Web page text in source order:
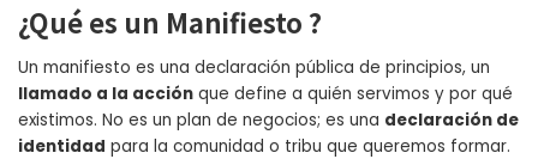
¿Qué es un Manifiesto ?
Un manifiesto es una declaración pública de principios, un
llamado a la acción que define a quién servimos y por qué
existimos. No es un plan de negocios; es una declaración de
identidad para la comunidad o tribu que queremos formar.